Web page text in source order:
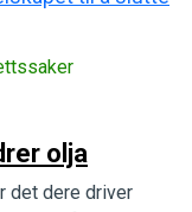
olja
det dere driver